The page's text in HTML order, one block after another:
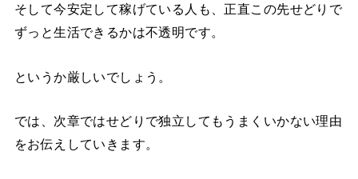
そして今安定して稼げている人も、正直この先せどりで
ずっと生活できるかは不透明です。
というか厳しいでしょう。
では、次章ではせどりで独立してもうまくいかない理由
をお伝えしていきます。